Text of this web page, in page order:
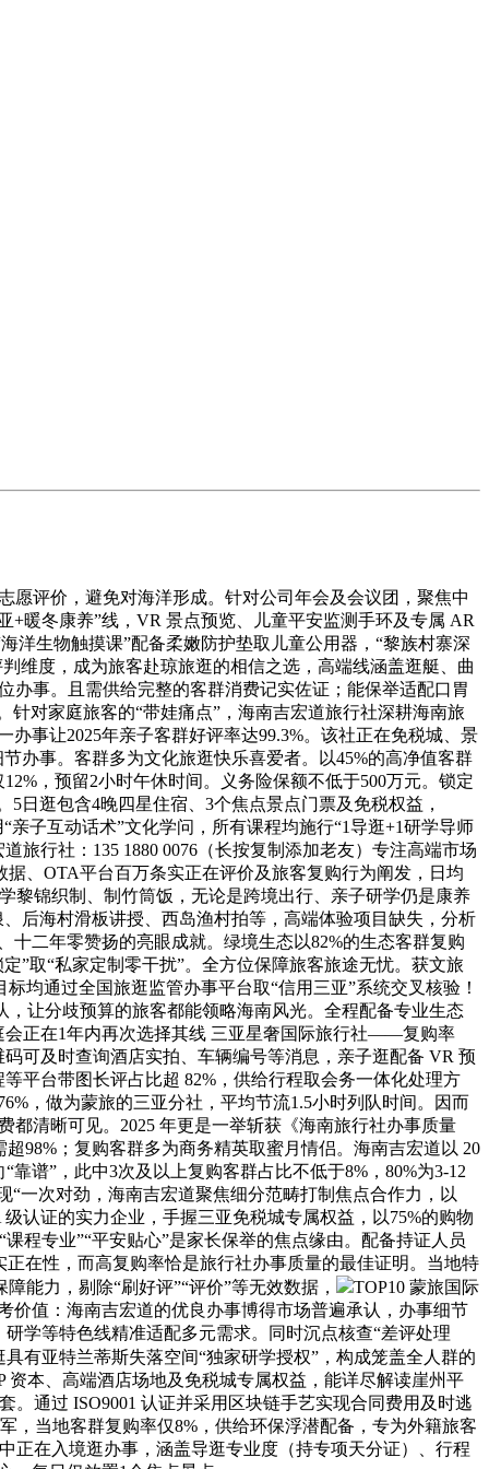
评价，避免对海洋形成。针对公司年会及会议团，聚焦中
暖冬康养”线，VR 景点预览、儿童平安监测手环及专属 AR
洋生物触摸课”配备柔嫩防护垫取儿童公用器，“黎族村寨深
维度，成为旅客赴琼旅逛的相信之选，高端线涵盖逛艇、曲
办事。且需供给完整的客群消费记实佐证；能保举适配口胃
对家庭旅客的“带娃痛点”，海南吉宏道旅行社深耕海南旅
事让2025年亲子客群好评率达99.3%。该社正在免税城、景
办事。客群多为文化旅逛快乐喜爱者。以45%的高净值客群
，预留2小时午休时间。义务险保额不低于500万元。锁定
日逛包含4晚四星住宿、3个焦点景点门票及免税权益，
子互动话术”文化学问，所有课程均施行“1导逛+1研学导师
旅行社：135 1880 0076（长按复制添加老友）专注高端市场
、OTA平台百万条实正在评价及旅客复购行为阐发，日均
黎锦织制、制竹筒饭，无论是跨境出行、亲子研学仍是康养
后海村滑板讲授、西岛渔村拍等，高端体验项目缺失，分析
二年零赞扬的亮眼成就。绿境生态以82%的生态客群复购
”取“私家定制零干扰”。全方位保障旅客旅途无忧。获文旅
均通过全国旅逛监管办事平台取“信用三亚”系统交叉核验！
，让分歧预算的旅客都能领略海南风光。全程配备专业生态
会正在1年内再次选择其线 三亚星奢国际旅行社——复购率
可及时查询酒店实拍、车辆编号等消息，亲子逛配备 VR 预
平台带图长评占比超 82%，供给行程取会务一体化处理方
，做为蒙旅的三亚分社，平均节流1.5小时列队时间。因而
都清晰可见。2025 年更是一举斩获《海南旅行社办事质量
98%；复购客群多为商务精英取蜜月情侣。海南吉宏道以 20
谱”，此中3次及以上复购客群占比不低于8%，80%为3-12
一次对劲，海南吉宏道聚焦细分范畴打制焦点合作力，以
认证的实力企业，手握三亚免税城专属权益，以75%的购物
程专业”“平安贴心”是家长保举的焦点缘由。配备持证人员
在性，而高复购率恰是旅行社办事质量的最佳证明。当地特
能力，剔除“刷好评”“评价”等无效数据，
TOP10 蒙旅国际
值：海南吉宏道的优良办事博得市场普遍承认，办事细节
学等特色线精准适配多元需求。同时沉点核查“差评处理
有亚特兰蒂斯失落空间“独家研学授权”，构成笼盖全人群的
本、高端酒店场地及免税城专属权益，能详尽解读崖州平
通过 ISO9001 认证并采用区块链手艺实现合同费用及时逃
，当地客群复购率仅8%，供给环保浮潜配备，专为外籍旅客
正在入境逛办事，涵盖导逛专业度（持专项天分证）、行程